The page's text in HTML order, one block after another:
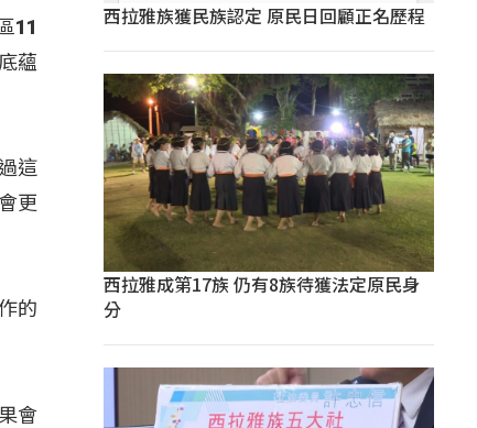
11
蘊
這
更
的
會
西拉雅族獲民族認定 原民日回顧正名歷程
西拉雅成第17族 仍有8族待獲法定原民身
分